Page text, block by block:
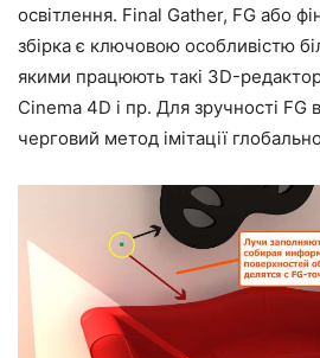
освітлення. Final Gather, FG або
збірка є ключовою особливістю
якими працюють такі 3D-
Cinema 4D і пр. Для зручності FG
черговий метод імітації